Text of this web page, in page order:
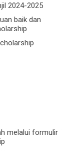
2024-2025
baik dan
melalui formulir